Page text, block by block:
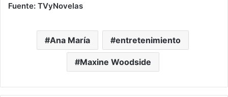
Fuente: TVyNovelas
Ana María entretenimiento
Maxine Woodside